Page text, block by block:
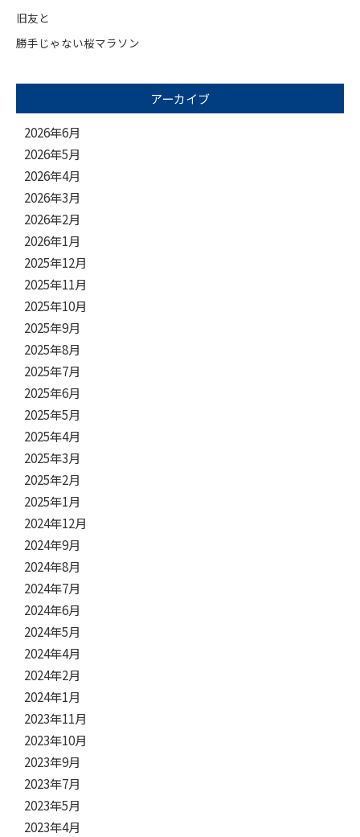
旧友と
勝手じゃない桜マラソン
アーカイブ
2026年6月
2026年5月
2026年4月
2026年3月
2026年2月
2026年1月
2025年12月
2025年11月
2025年10月
2025年9月
2025年8月
2025年7月
2025年6月
2025年5月
2025年4月
2025年3月
2025年2月
2025年1月
2024年12月
2024年9月
2024年8月
2024年7月
2024年6月
2024年5月
2024年4月
2024年2月
2024年1月
2023年11月
2023年10月
2023年9月
2023年7月
2023年5月
2023年4月